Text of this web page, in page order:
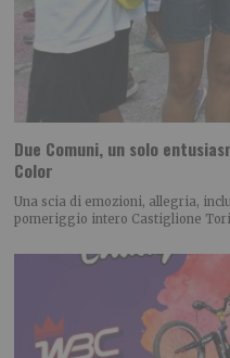
Due Comuni, un solo
Color
Una scia di emozioni, allegria,
pomeriggio intero Castiglione